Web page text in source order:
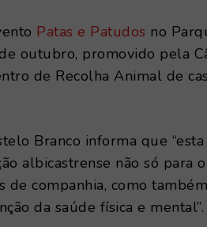
Patas e Patudos no
outubro, promovido pela
de Recolha Animal de
Branco informa que “esta
albicastrense não só para o
companhia, como
da saúde física e mental”.